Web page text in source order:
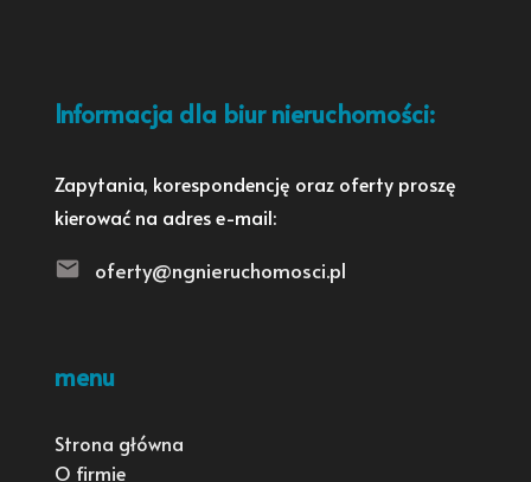
Informacja dla biur nieruchomości:
Zapytania, korespondencję oraz oferty proszę
kierować na adres e-mail:
oferty@ngnieruchomosci.pl
menu
Strona główna
O firmie